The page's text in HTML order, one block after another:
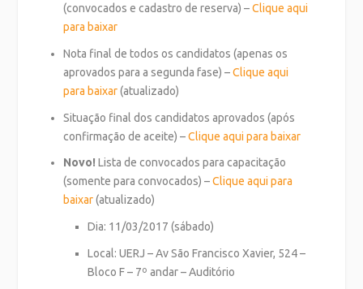
(convocados e cadastro de reserva) –Clique aqui
para baixar
Nota final de todos os candidatos (apenas os
aprovados para a segunda fase) –Clique aqui
para baixar(atualizado)
Situação final dos candidatos aprovados (após
confirmação de aceite) –Clique aqui para baixar
Novo! Lista de convocados para capacitação
(somente para convocados) –Clique aqui para
baixar(atualizado)
Dia: 11/03/2017 (sábado)
Local: UERJ – Av São Francisco Xavier, 524 –
Bloco F – 7º andar – Auditório